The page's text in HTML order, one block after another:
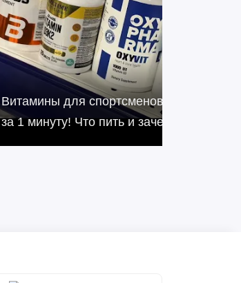
Витамины для спортсменов: полный
за 1 минуту! Что пить и зачем?